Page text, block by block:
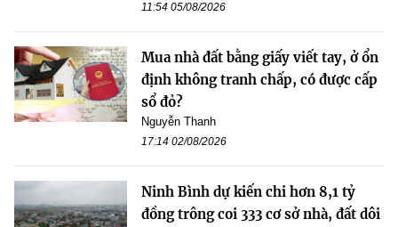
11:54 05/08/2026
Mua nhà đất bằng giấy viết tay, ở ổn
định không tranh chấp, có được cấp
sổ đỏ?
Nguyễn Thanh
17:14 02/08/2026
Ninh Bình dự kiến chi hơn 8,1 tỷ
đồng trông coi 333 cơ sở nhà, đất dôi